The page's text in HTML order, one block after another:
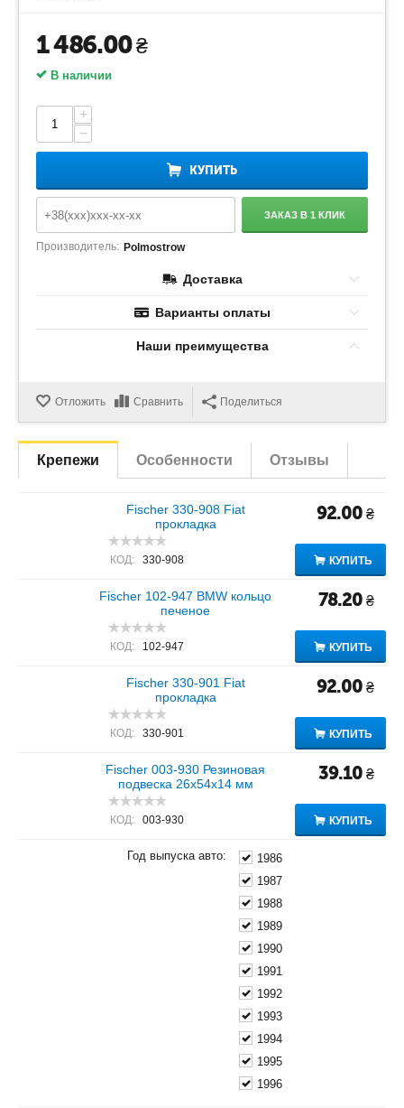
1 486.00₴
В наличии
+
−
КУПИТЬ
ЗАКАЗ В 1 КЛИК
Производитель: Polmostrow
Доставка
Варианты оплаты
Наши преимущества
Отложить Сравнить Поделиться
Крепежи Особенности Отзывы
Fischer 330-908 Fiat
прокладка
КОД: 330-908
92.00 ₴
КУПИТЬ
Fischer 102-947 BMW кольцо
печеное
КОД: 102-947
78.20 ₴
КУПИТЬ
Fischer 330-901 Fiat
прокладка
КОД: 330-901
92.00 ₴
КУПИТЬ
Fischer 003-930 Резиновая
подвеска 26x54x14 мм
КОД: 003-930
39.10 ₴
КУПИТЬ
Год выпуска авто:
1986
1987
1988
1989
1990
1991
1992
1993
1994
1995
1996